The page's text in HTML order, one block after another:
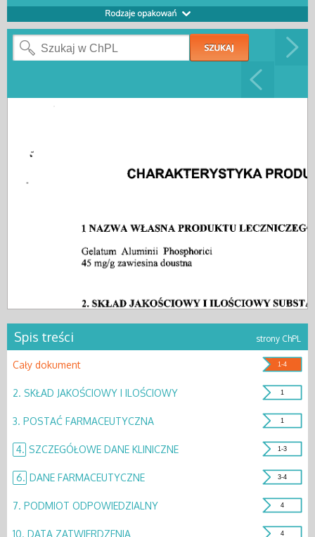
Spis treści strony ChPL
Cały dokument 1-4
2. SKŁAD JAKOŚCIOWY I ILOŚCIOWY 1
3. POSTAĆ FARMACEUTYCZNA 1
4. SZCZEGÓŁOWE DANE KLINICZNE 1-3
6. DANE FARMACEUTYCZNE 3-4
7. PODMIOT ODPOWIEDZIALNY 4
10. DATA ZATWIERDZENIA 4